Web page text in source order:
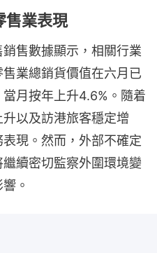
業表現
售數據顯示，相關行業
業總銷貨價值在六月已
月按年上升4.6%。隨着
以及訪港旅客穩定增
現。然而，外部不確定
續密切監察外圍環境變
。